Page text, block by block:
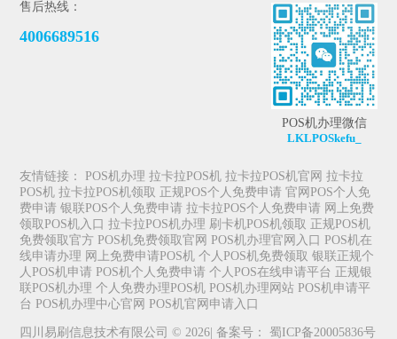
售后热线：
4006689516
POS机办理微信
LKLPOSkefu_
友情链接： POS机办理 拉卡拉POS机 拉卡拉POS机官网 拉卡拉
POS机 拉卡拉POS机领取 正规POS个人免费申请 官网POS个人免
费申请 银联POS个人免费申请 拉卡拉POS个人免费申请 网上免费
领取POS机入口 拉卡拉POS机办理 刷卡机POS机领取 正规POS机
免费领取官方 POS机免费领取官网 POS机办理官网入口 POS机在
线申请办理 网上免费申请POS机 个人POS机免费领取 银联正规个
人POS机申请 POS机个人免费申请 个人POS在线申请平台 正规银
联POS机办理 个人免费办理POS机 POS机办理网站 POS机申请平
台 POS机办理中心官网 POS机官网申请入口
四川易刷信息技术有限公司 © 2026| 备案号：蜀ICP备20005836号